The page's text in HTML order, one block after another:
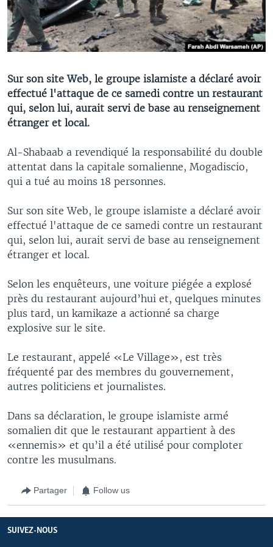
Sur son site Web, le groupe islamiste a déclaré avoir
effectué l'attaque de ce samedi contre un restaurant
qui, selon lui, aurait servi de base au renseignement
étranger et local.
Al-Shabaab a revendiqué la responsabilité du double
attentat dans la capitale somalienne, Mogadiscio,
qui a tué au moins 18 personnes.
Sur son site Web, le groupe islamiste a déclaré avoir
effectué l'attaque de ce samedi contre un restaurant
qui, selon lui, aurait servi de base au renseignement
étranger et local.
Selon les enquêteurs, une voiture piégée a explosé
près du restaurant aujourd’hui et, quelques minutes
plus tard, un kamikaze a actionné sa charge
explosive sur le site.
Le restaurant, appelé «Le Village», est très
fréquenté par des membres du gouvernement,
autres politiciens et journalistes.
Dans sa déclaration, le groupe islamiste armé
somalien dit que le restaurant appartient à des
«ennemis» et qu’il a été utilisé pour comploter
contre les musulmans.
Partager Follow us
SUIVEZ-NOUS